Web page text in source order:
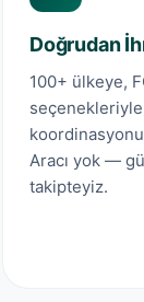
Doğrudan
100+ ülkeye,
Aracı yok —
takipteyiz.